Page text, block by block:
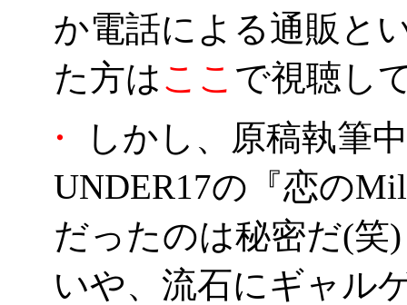
か電話による通販と
た方はここ で視聴し
・
しかし、原稿執筆
UNDER17の『恋の
だったのは秘密だ(笑)
いや、流石にギャル